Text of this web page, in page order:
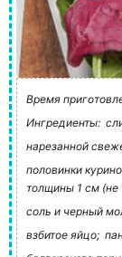
Время
Ингредиенты:
нарезанной
половинки
толщины 1 см (не
соль и черный
взбитое яйцо;